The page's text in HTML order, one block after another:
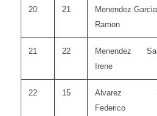
20 21
Menendez
Ramon
21 22
Menendez
Irene
22 15
Alvarez
Federico